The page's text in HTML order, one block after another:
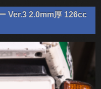
Ver.3 2.0mm厚 126cc